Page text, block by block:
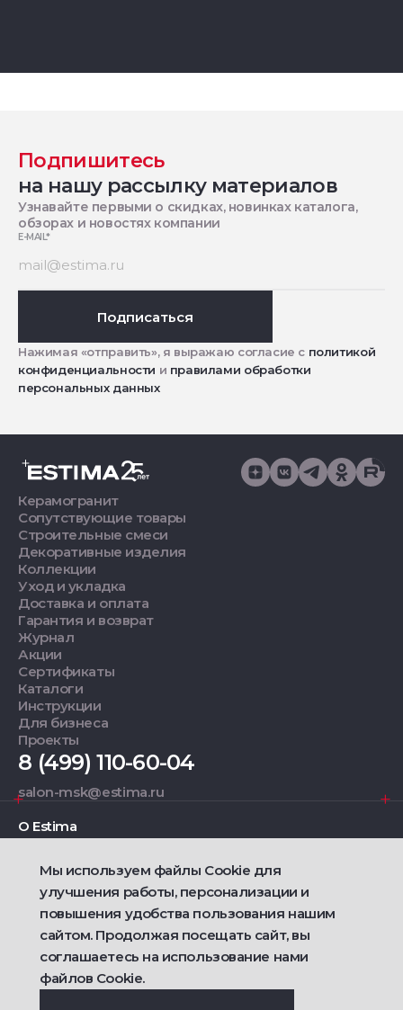
Подпишитесь
на нашу рассылку материалов
Узнавайте первыми о скидках, новинках каталога,
обзорах и новостях компании
E-MAIL*
Подписаться
Нажимая «отправить», я выражаю согласие с политикой
конфиденциальности и правилами обработки
персональных данных
Керамогранит
Сопутствующие товары
Строительные смеси
Декоративные изделия
Коллекции
Уход и укладка
Доставка и оплата
Гарантия и возврат
Журнал
Акции
Сертификаты
Каталоги
Инструкции
Для бизнеса
Проекты
8 (499) 110-60-04
salon-msk@estima.ru
О Estima
Дизайнерам
Фирменные салоны
2021 — 2026 © Estima
Политика конфиденциальности
Договор публичной оферты о продаже товаров
Мы используем файлы Cookie для
улучшения работы, персонализации и
повышения удобства пользования нашим
сайтом. Продолжая посещать сайт, вы
соглашаетесь на использование нами
файлов Cookie.